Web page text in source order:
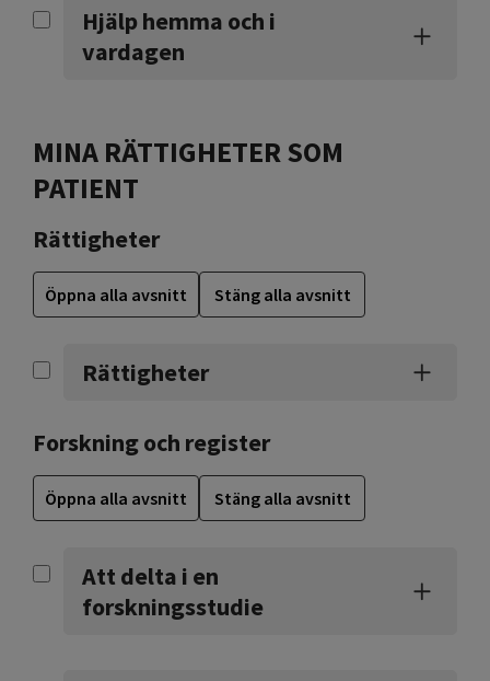
Hjälp hemma och i
vardagen
MINA RÄTTIGHETER SOM
PATIENT
Rättigheter
Öppna alla avsnitt Stäng alla avsnitt
Rättigheter
Forskning och register
Öppna alla avsnitt Stäng alla avsnitt
Att delta i en
forskningsstudie